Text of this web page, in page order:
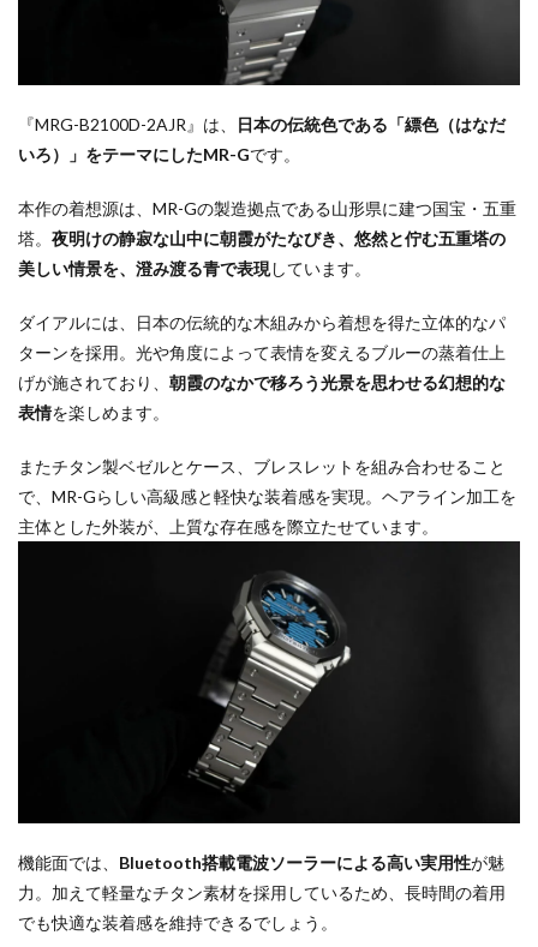
『MRG-B2100D-2AJR』は、
日本の伝統色である「縹色（はなだ
いろ）」をテーマにしたMR-Gです。
本作の着想源は、MR-Gの製造拠点である山形県に建つ国宝・五重
塔。 夜明けの静寂な山中に朝霞がたなびき、悠然と佇む五重塔の
美しい情景を、澄み渡る青で表現しています。
ダイアルには、日本の伝統的な木組みから着想を得た立体的なパ
ターンを採用。光や角度によって表情を変えるブルーの蒸着仕上
げが施されており、 朝霞のなかで移ろう光景を思わせる幻想的な
表情を楽しめます。
またチタン製ベゼルとケース、ブレスレットを組み合わせること
で、MR-Gらしい高級感と軽快な装着感を実現。ヘアライン加工を
主体とした外装が、上質な存在感を際立たせています。
機能面では、 Bluetooth搭載電波ソーラーによる高い実用性が魅
力。加えて軽量なチタン素材を採用しているため、長時間の着用
でも快適な装着感を維持できるでしょう。